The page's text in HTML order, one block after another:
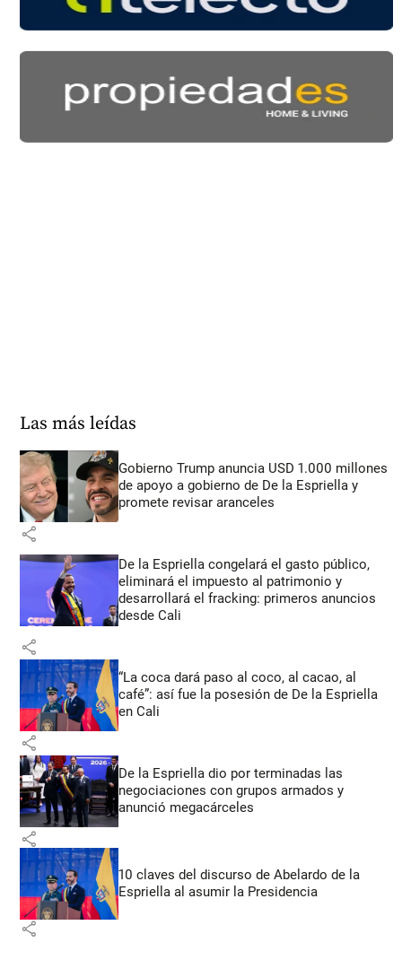
Las más leídas
Gobierno Trump anuncia USD 1.000 millones
de apoyo a gobierno de De la Espriella y
promete revisar aranceles
share
De la Espriella congelará el gasto público,
eliminará el impuesto al patrimonio y
desarrollará el fracking: primeros anuncios
desde Cali
share
“La coca dará paso al coco, al cacao, al
café”: así fue la posesión de De la Espriella
en Cali
share
De la Espriella dio por terminadas las
negociaciones con grupos armados y
anunció megacárceles
share
10 claves del discurso de Abelardo de la
Espriella al asumir la Presidencia
share